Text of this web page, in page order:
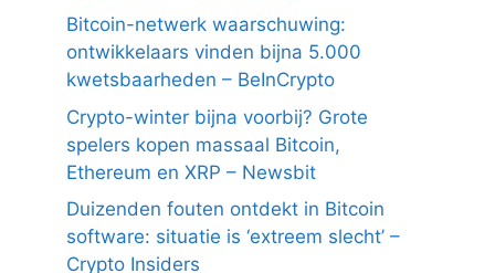
Bitcoin-netwerk waarschuwing:
ontwikkelaars vinden bijna 5.000
kwetsbaarheden – BeInCrypto
Crypto-winter bijna voorbij? Grote
spelers kopen massaal Bitcoin,
Ethereum en XRP – Newsbit
Duizenden fouten ontdekt in Bitcoin
software: situatie is ‘extreem slecht’ –
Crypto Insiders